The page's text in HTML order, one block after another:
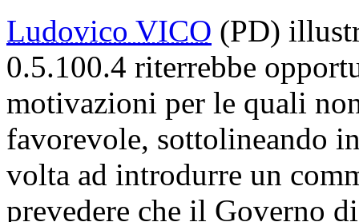
Ludovico VICO (PD)
0.5.100.4 riterrebbe
motivazioni per le quali
favorevole, sottolineando
volta ad introdurre un
prevedere che il Governo